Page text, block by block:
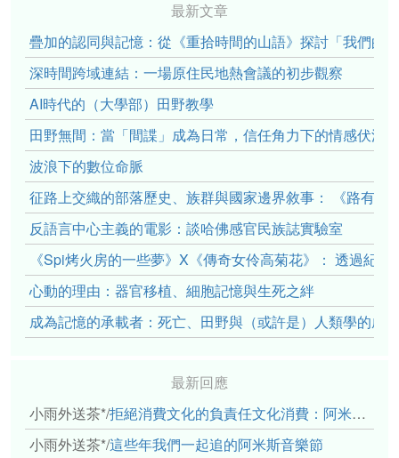
最新文章
疊加的認同與記憶：從《重拾時間的山語》探討「我們的
深時間跨域連結：一場原住民地熱會議的初步觀察
AI時代的（大學部）田野教學
田野無間：當「間諜」成為日常，信任角力下的情感伏流
波浪下的數位命脈
征路上交織的部落歷史、族群與國家邊界敘事： 《路有
反語言中心主義的電影：談哈佛感官民族誌實驗室
《Spi烤火房的一些夢》X《傳奇女伶高菊花》： 透過紀
心動的理由：器官移植、細胞記憶與生死之絆
成為記憶的承載者：死亡、田野與（或許是）人類學的成
最新回應
小雨外送茶*/拒絕消費文化的負責任文化消費：阿米斯音樂節的市集體驗
小雨外送茶*/這些年我們一起追的阿米斯音樂節